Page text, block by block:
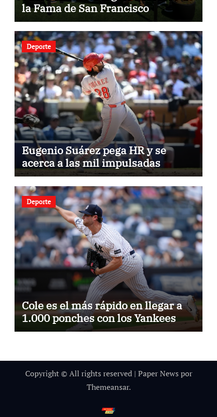
la Fama de San Francisco
Deporte
Eugenio Suárez pega HR y se
acerca a las mil impulsadas
Deporte
Cole es el más rápido en llegar a
1.000 ponches con los Yankees
Copyright © All rights reserved | Paper News por
Themeansar.